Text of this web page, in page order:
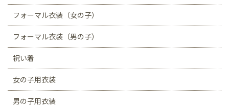
フォーマル衣装（女の子）
フォーマル衣装（男の子）
祝い着
女の子用衣装
男の子用衣装